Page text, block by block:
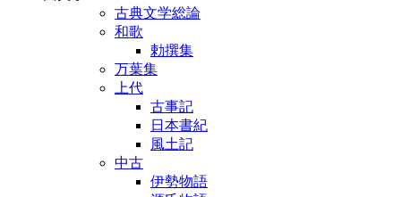
古典文学総論
和歌
勅撰集
万葉集
上代
古事記
日本書紀
風土記
中古
伊勢物語